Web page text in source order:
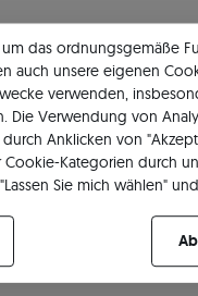
Erfahren Sie detaillierte
das ordnungsgemäße
auch unsere eigenen
verwenden,
Die Verwendung von
Anklicken von
Kategorien durch
Sie mich wählen"